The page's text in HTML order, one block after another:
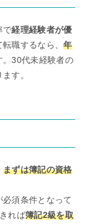
で経理経験者が優
転職するなら、年
。30代未経験者の
す。
まずは簿記の資格
須条件となって
れば簿記2級を取